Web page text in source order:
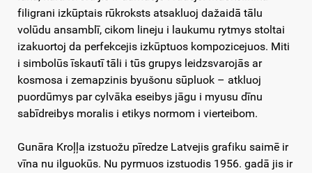
filigrani izkūptais rūkroksts atsakluoj dažaidā tālu
volūdu ansamblī, cikom lineju i laukumu rytmys stoltai
izakuortoj da perfekcejis izkūptuos kompozicejuos. Miti
i simbolūs īskautī tāli i tūs grupys leidzsvarojās ar
kosmosa i zemapzinis byušonu sūpluok – atkluoj
puordūmys par cylvāka eseibys jāgu i myusu dīnu
sabīdreibys moralis i etikys normom i vierteibom.
Gunāra Kroļļa izstuožu pīredze Latvejis grafiku saimē ir
vīna nu ilguokūs. Nu pyrmuos izstuodis 1956. gadā jis ir